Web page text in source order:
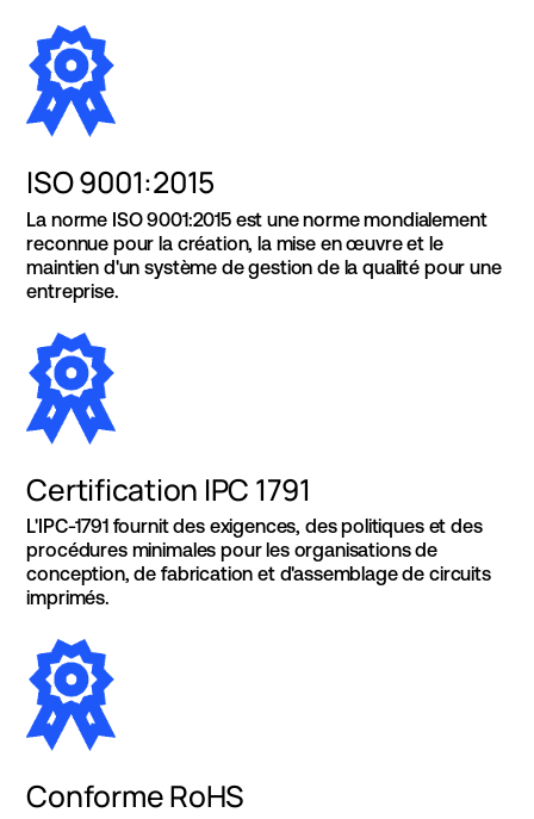
ISO 9001:2015
La norme ISO 9001:2015 est une norme mondialement
reconnue pour la création, la mise en œuvre et le
maintien d'un système de gestion de la qualité pour une
entreprise.
Certification IPC 1791
L'IPC-1791 fournit des exigences, des politiques et des
procédures minimales pour les organisations de
conception, de fabrication et d'assemblage de circuits
imprimés.
Conforme RoHS